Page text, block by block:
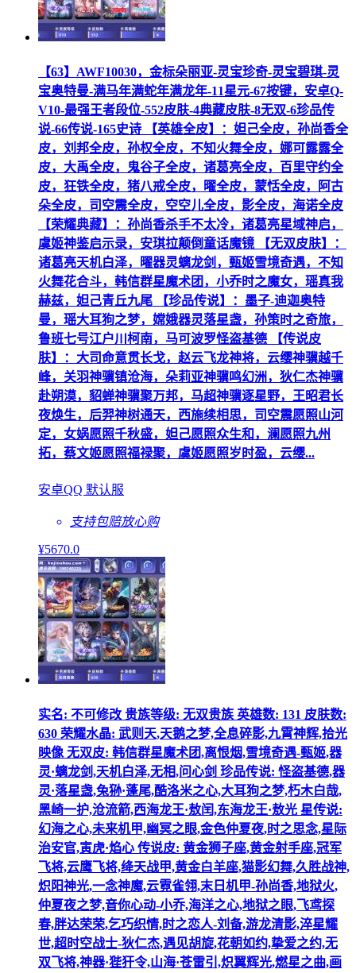
【63】AWF10030，金标朵丽亚-灵宝珍奇-灵宝碧琪-灵
宝奥特曼-满马年满蛇年满龙年-11星元-67按键，安卓Q-
V10-最强王者段位-552皮肤-4典藏皮肤-8无双-6珍品传
说-66传说-165史诗 【英雄全皮】：妲己全皮，孙尚香全
皮，刘邦全皮，孙权全皮，不知火舞全皮，娜可露露全
皮，大禹全皮，鬼谷子全皮，诸葛亮全皮，百里守约全
皮，狂铁全皮，猪八戒全皮，曜全皮，蒙恬全皮，阿古
朵全皮，司空震全皮，空空儿全皮，影全皮，海诺全皮
【荣耀典藏】：孙尚香杀手不太冷，诸葛亮星域神启，
虞姬神鉴启示录，安琪拉颠倒童话魔镜 【无双皮肤】：
诸葛亮天机白泽，曜器灵螭龙剑，甄姬雪境奇遇，不知
火舞花合斗，韩信群星魔术团，小乔时之魔女，瑶真我
赫兹，妲己青丘九尾 【珍品传说】：墨子-迪迦奥特
曼，瑶大耳狗之梦，嫦娥器灵落星盏，孙策时之奇旅，
鲁班七号江户川柯南，马可波罗怪盗基德 【传说皮
肤】：大司命意贯长戈，赵云飞龙神将，云缨神骥越千
峰，关羽神骥镇沧海，朵莉亚神骥鸣幻洲，狄仁杰神骥
赴朔漠，貂蝉神骥聚万邦，马超神骥逐星野，王昭君长
夜焕生，后羿神树通天，西施续相思，司空震愿照山河
定，女娲愿照千秋盛，妲己愿照众生和，澜愿照九州
拓，蔡文姬愿照福禄聚，虞姬愿照岁时盈，云缨...
安卓QQ 默认服
支持包赔放心购
¥5670.0
实名: 不可修改 贵族等级: 无双贵族 英雄数: 131 皮肤数:
630 荣耀水晶: 武则天,天鹅之梦,全息碎影,九霄神辉,拾光
映像 无双皮: 韩信群星魔术团,离恨烟,雪境奇遇-甄姬,器
灵·螭龙剑,天机白泽,无相,问心剑 珍品传说: 怪盗基德,器
灵·落星盏,兔狲·蓬尾,酷洛米之心,大耳狗之梦,朽木白哉,
黑崎一护,沧流箭,西海龙王·敖闰,东海龙王·敖光 星传说:
幻海之心,未来机甲,幽冥之眼,金色仲夏夜,时之思念,星际
治安官,寅虎·焰心 传说皮: 黄金狮子座,黄金射手座,冠军
飞将,云鹰飞将,绛天战甲,黄金白羊座,猫影幻舞,久胜战神,
炽阳神光,一念神魔,云霓雀翎,末日机甲-孙尚香,地狱火,
仲夏夜之梦,音你心动-小乔,海洋之心,地狱之眼,飞鸢探
春,胖达荣荣,乞巧织情,时之恋人-刘备,游龙清影,淬星耀
世,超时空战士-狄仁杰,遇见胡旋,花朝如约,挚爱之约,无
双飞将,神器·狴犴令,山海·苍雷引,炽翼辉光,燃星之曲,画